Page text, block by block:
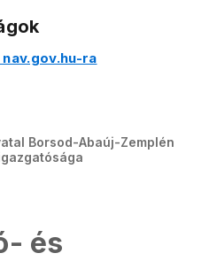
ra
Borsod-Abaúj-Zemplén
és